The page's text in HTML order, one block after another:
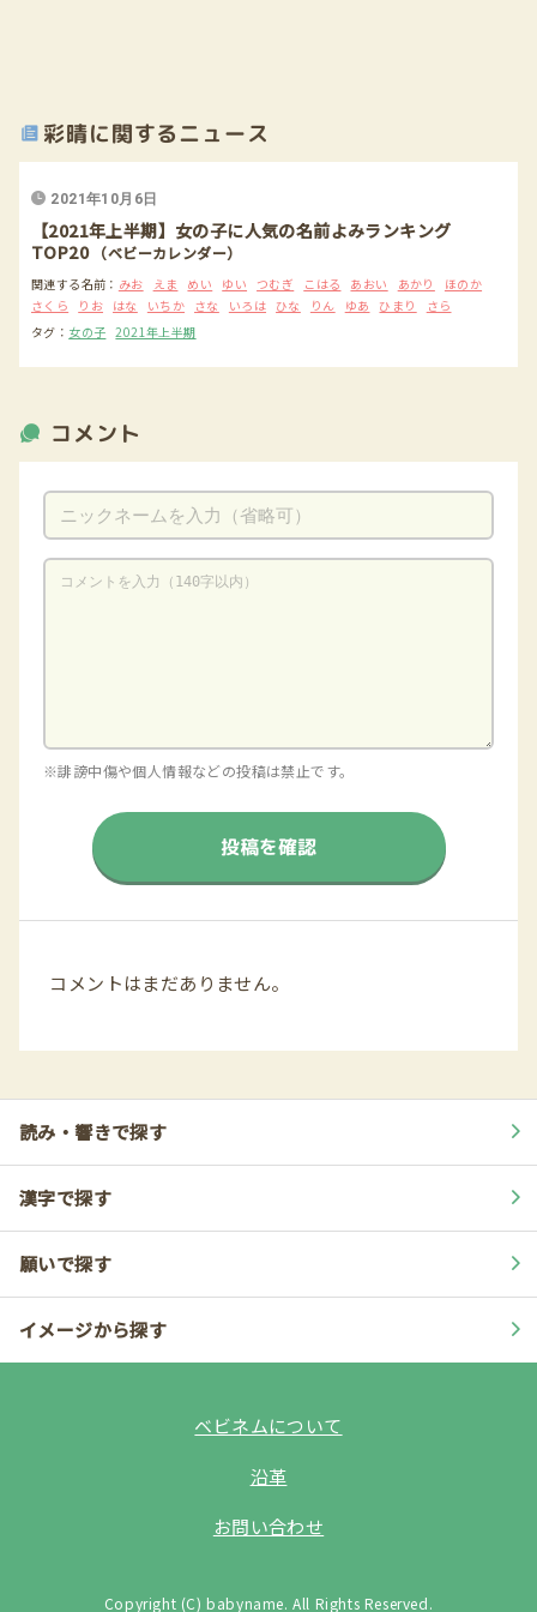
彩晴に関するニュース
2021年10月6日
【2021年上半期】女の子に人気の名前よみランキング
TOP20 （ベビーカレンダー）
関連する名前： みお えま めい ゆい つむぎ こはる あおい あかり
ほのか
さくら
りお はな いちか さな いろは ひな りん ゆあ ひまり
さら
タグ： 女の子 2021年上半期
コメント
※誹謗中傷や個人情報などの投稿は禁止です。
投稿を確認
コメントはまだありません。
読み・響きで探す
漢字で探す
願いで探す
イメージから探す
ベビネムについて
沿革
お問い合わせ
Copyright (C) babyname. All Rights Reserved.